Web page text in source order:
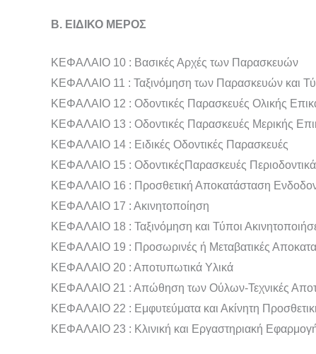
Β. ΕΙΔΙΚΟ ΜΕΡΟΣ
ΚΕΦΑΛΑΙΟ 10 : Βασικές Αρχές των Παρασκευών
ΚΕΦΑΛΑΙΟ 11 : Ταξινόμηση των Παρασκευών και
ΚΕΦΑΛΑΙΟ 12 : Οδοντικές Παρασκευές Ολικής
ΚΕΦΑΛΑΙΟ 13 : Οδοντικές Παρασκευές Μερικής
ΚΕΦΑΛΑΙΟ 14 : Ειδικές Οδοντικές Παρασκευές
ΚΕΦΑΛΑΙΟ 15 : ΟδοντικέςΠαρασκευές
ΚΕΦΑΛΑΙΟ 16 : Προσθετική Αποκατάσταση
ΚΕΦΑΛΑΙΟ 17 : Ακινητοποίηση
ΚΕΦΑΛΑΙΟ 18 : Ταξινόμηση και Τύποι
ΚΕΦΑΛΑΙΟ 19 : Προσωρινές ή Μεταβατικές
ΚΕΦΑΛΑΙΟ 20 : Αποτυπωτικά Υλικά
ΚΕΦΑΛΑΙΟ 21 : Απώθηση των Ούλων-Τεχνικές
ΚΕΦΑΛΑΙΟ 22 : Εμφυτεύματα και Ακίνητη
ΚΕΦΑΛΑΙΟ 23 : Κλινική και Εργαστηριακή